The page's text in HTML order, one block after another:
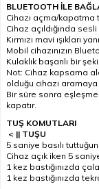
BLUETOOTH İLE
Cihazı açma/kapatma
Cihaz açıldığında
Kırmızı mavi ışıkları
Mobil cihazınızın
Kulaklık başarılı bir
Not: Cihaz kapsama
olduğu cihazı
Bir süre sonra
kapatır.
TUŞ KOMUTLARI
< || TUŞU
5 saniye basılı
Cihaz açık iken 5
1 kez bastığınızda
1 kez bastığınızda